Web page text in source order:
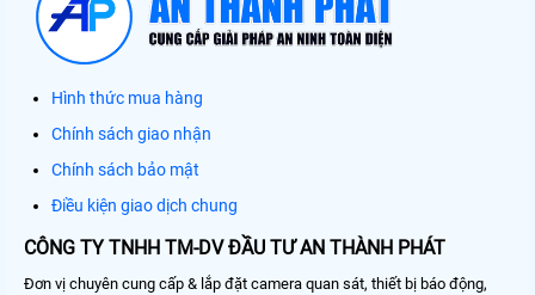
Hình thức mua hàng
Chính sách giao nhận
Chính sách bảo mật
Điều kiện giao dịch chung
CÔNG TY TNHH TM-DV ĐẦU TƯ AN THÀNH PHÁT
Đơn vị chuyên cung cấp & lắp đặt camera quan sát, thiết bị báo động,